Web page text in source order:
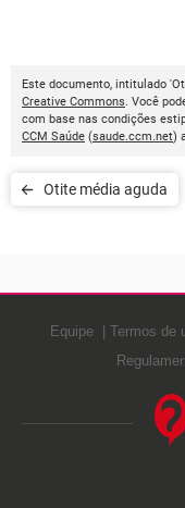
Este documento, intitulado
Creative Commons. Você
com base nas condições
CCM Saúde (saude.ccm.net)
Otite média aguda
Equipe Termos de